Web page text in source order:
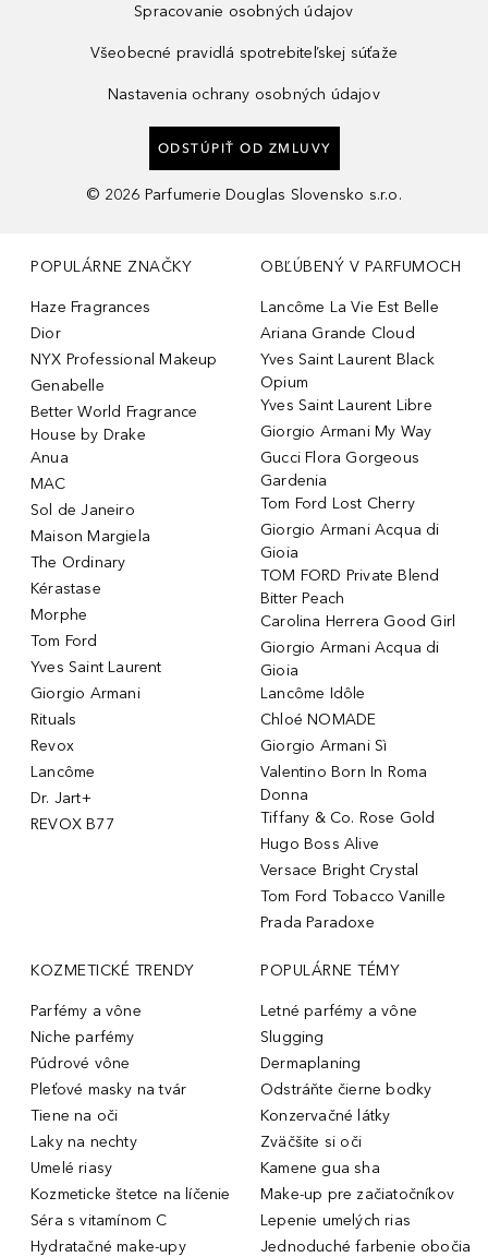
Spracovanie osobných údajov
Všeobecné pravidlá spotrebiteľskej súťaže
Nastavenia ochrany osobných údajov
ODSTÚPIŤ OD ZMLUVY
© 2026 Parfumerie Douglas Slovensko s.r.o.
POPULÁRNE ZNAČKY
Haze Fragrances
Dior
NYX Professional Makeup
Genabelle
Better World Fragrance
House by Drake
Anua
MAC
Sol de Janeiro
Maison Margiela
The Ordinary
Kérastase
Morphe
Tom Ford
Yves Saint Laurent
Giorgio Armani
Rituals
Revox
Lancôme
Dr. Jart+
REVOX B77
OBĽÚBENÝ V PARFUMOCH
Lancôme La Vie Est Belle
Ariana Grande Cloud
Yves Saint Laurent Black
Opium
Yves Saint Laurent Libre
Giorgio Armani My Way
Gucci Flora Gorgeous
Gardenia
Tom Ford Lost Cherry
Giorgio Armani Acqua di
Gioia
TOM FORD Private Blend
Bitter Peach
Carolina Herrera Good Girl
Giorgio Armani Acqua di
Gioia
Lancôme Idôle
Chloé NOMADE
Giorgio Armani Sì
Valentino Born In Roma
Donna
Tiffany & Co. Rose Gold
Hugo Boss Alive
Versace Bright Crystal
Tom Ford Tobacco Vanille
Prada Paradoxe
KOZMETICKÉ TRENDY
Parfémy a vône
Niche parfémy
Púdrové vône
Pleťové masky na tvár
Tiene na oči
Laky na nechty
Umelé riasy
Kozmeticke štetce na líčenie
Séra s vitamínom C
Hydratačné make-upy
POPULÁRNE TÉMY
Letné parfémy a vône
Slugging
Dermaplaning
Odstráňte čierne bodky
Konzervačné látky
Zväčšite si oči
Kamene gua sha
Make-up pre začiatočníkov
Lepenie umelých rias
Jednoduché farbenie obočia